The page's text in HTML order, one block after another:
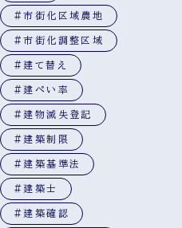
#市街化区域農地
#市街化調整区域
#建て替え
#建ぺい率
#建物滅失登記
#建築制限
#建築基準法
#建築士
#建築確認